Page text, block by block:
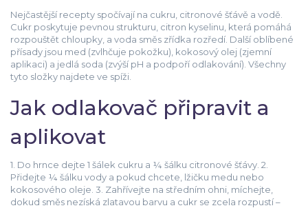
Nejčastější recepty spočívají na cukru, citronové šťávě a vodě.
Cukr poskytuje pevnou strukturu, citron kyselinu, která pomáhá
rozpouštět chloupky, a voda směs zřídka rozředí. Další oblíbené
přísady jsou med (zvlhčuje pokožku), kokosový olej (zjemní
aplikaci) a jedlá soda (zvýší pH a podpoří odlakování). Všechny
tyto složky najdete ve spíži.
Jak odlakovač připravit a
aplikovat
1. Do hrnce dejte 1 šálek cukru a ¼ šálku citronové šťávy. 2.
Přidejte ¼ šálku vody a pokud chcete, lžičku medu nebo
kokosového oleje. 3. Zahřívejte na středním ohni, míchejte,
dokud směs nezíská zlatavou barvu a cukr se zcela rozpustí –